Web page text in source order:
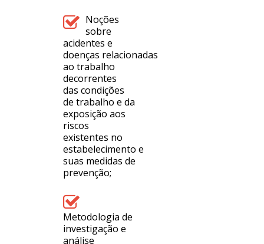
Noções
sobre
acidentes e
doenças relacionadas
ao trabalho
decorrentes
das condições
de trabalho e da
exposição aos
riscos
existentes no
estabelecimento e
suas medidas de
prevenção;
Metodologia de
investigação e
análise